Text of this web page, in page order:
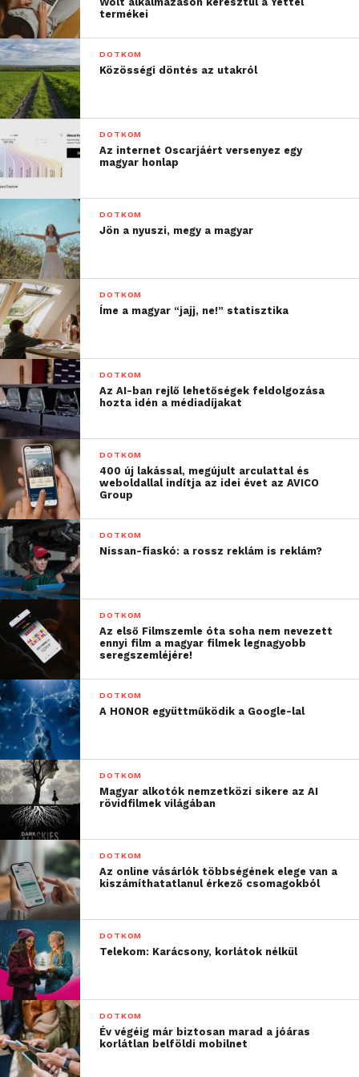
Forrás:HVG
termékei
DOTKOM
Közösségi döntés az utakról
DOTKOM
Az internet Oscarjáért versenyez egy
magyar honlap
DOTKOM
Jön a nyuszi, megy a magyar
DOTKOM
Íme a magyar “jajj, ne!” statisztika
DOTKOM
Az AI-ban rejlő lehetőségek feldolgozása
hozta idén a médiadíjakat
DOTKOM
400 új lakással, megújult arculattal és
weboldallal indítja az idei évet az AVICO
Group
DOTKOM
Nissan-fiaskó: a rossz reklám is reklám?
DOTKOM
Az első Filmszemle óta soha nem nevezett
ennyi film a magyar filmek legnagyobb
seregszemléjére!
DOTKOM
A HONOR együttműködik a Google-lal
DOTKOM
Magyar alkotók nemzetközi sikere az AI
rövidfilmek világában
DOTKOM
Az online vásárlók többségének elege van a
kiszámíthatatlanul érkező csomagokból
DOTKOM
Telekom: Karácsony, korlátok nélkül
DOTKOM
Év végéig már biztosan marad a jóáras
korlátlan belföldi mobilnet